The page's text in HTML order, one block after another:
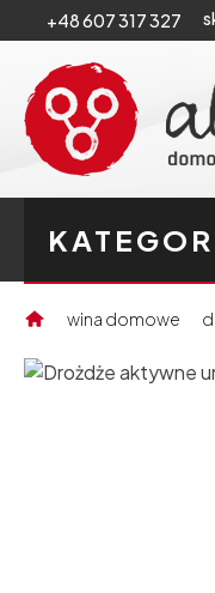
+48 607 317 327
wina domowe